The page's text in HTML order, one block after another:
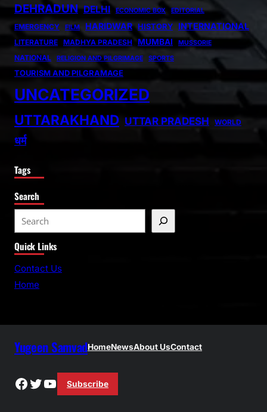
DEHRADUN DELHI ECONOMIC BOX EDITORIAL
EMERGENCY FILM HARIDWAR HISTORY INTERNATIONAL
LITERATURE MADHYA PRADESH MUMBAI MUSSORIE
NATIONAL RELIGION AND PILGRIMAGE SPORTS
TOURISM AND PILGRAMAGE
UNCATEGORIZED
UTTARAKHAND UTTAR PRADESH WORLD
धर्म
Tags
Search
e
a
r
Quick Links
Contact Us
Home
Yugeen SamvadHomeNewsAbout UsContact
Facebook
Twitter
YouTube
Subscribe